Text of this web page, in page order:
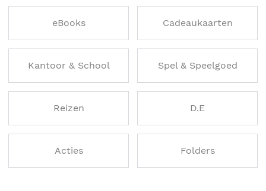
eBooks Cadeaukaarten
Kantoor & School Spel & Speelgoed
Reizen D.E
Acties Folders